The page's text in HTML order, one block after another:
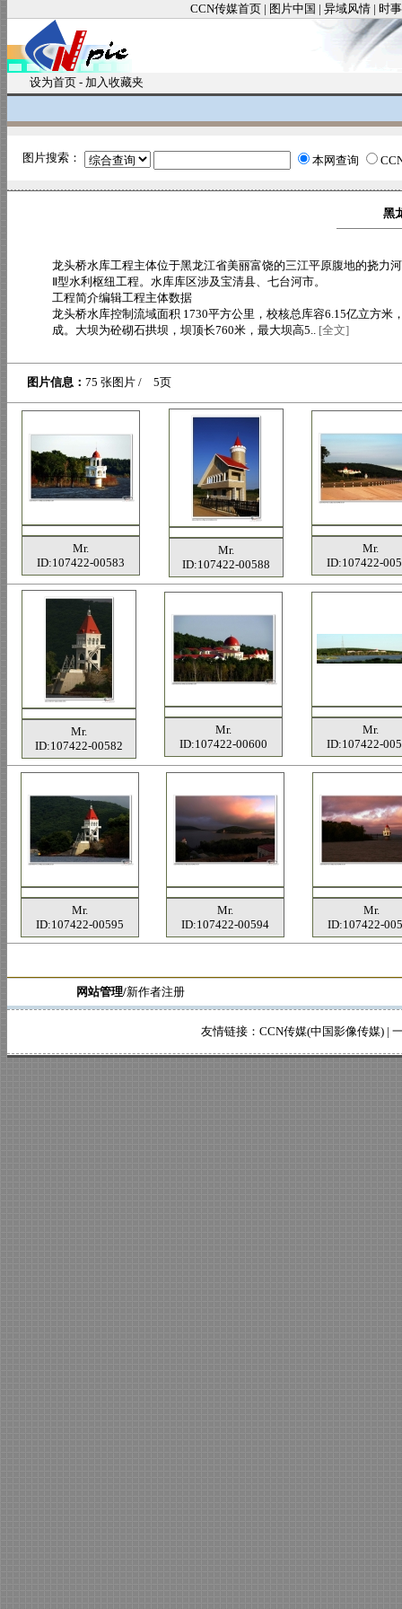
CCN传媒首页 | 图片中国 | 异域风情 | 时
设为首页 - 加入收藏夹
图片搜索： 本网查询
黑
龙头桥水库工程主体位于黑龙江省美丽富饶的三江平原腹地的挠力
Ⅱ型水利枢纽工程。水库库区涉及宝清县、七台河市。
工程简介编辑工程主体数据
龙头桥水库控制流域面积 1730平方公里，校核总库容6.15亿立方
成。大坝为砼砌石拱坝，坝顶长760米，最大坝高5.. [全文]
图片信息： 75 张图片 / 5页
Mr.
ID:107422-00583
Mr.
ID:107422-00588
Mr.
ID:107422-
Mr.
ID:107422-00582
Mr.
ID:107422-00600
Mr.
ID:107422-
Mr.
ID:107422-00595
Mr.
ID:107422-00594
Mr.
ID:107422-
网站管理/新作者注册
友情链接： CCN传媒(中国影像传媒) |